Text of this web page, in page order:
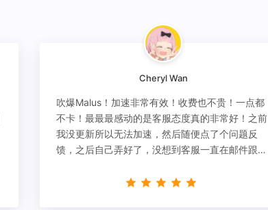
Cheryl Wan
吹爆Malus！加速非常有效！收费也不贵！一点都
不卡！最最最感动的是客服态度真的非常好！之前
我没更新所以无法加速，然后随便点了个问题反
馈，之后自己弄好了，没想到客服一直在邮件跟